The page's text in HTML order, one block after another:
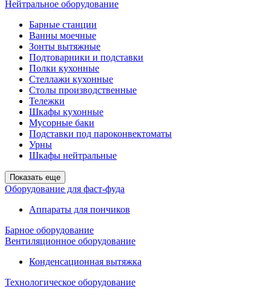
Нейтральное оборудование
Барные станции
Ванны моечные
Зонты вытяжные
Подтоварники и подставки
Полки кухонные
Стеллажи кухонные
Столы производственные
Тележки
Шкафы кухонные
Мусорные баки
Подставки под пароконвектоматы
Урны
Шкафы нейтральные
Показать еще
Оборудование для фаст-фуда
Аппараты для пончиков
Барное оборудование
Вентиляционное оборудование
Конденсационная вытяжка
Технологическое оборудование